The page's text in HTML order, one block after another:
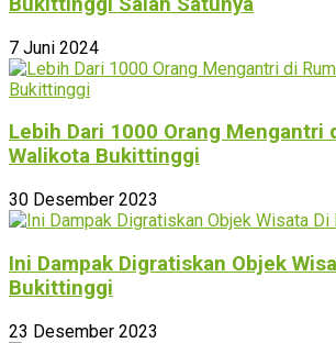
7 Juni 2024
Lebih Dari 1000 Orang Mengantri
Walikota Bukittinggi
30 Desember 2023
Ini Dampak Digratiskan Objek
Bukittinggi
23 Desember 2023